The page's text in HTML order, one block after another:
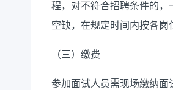
程，对不符合招聘条件的
空缺，在规定时间内按各
（三）缴费
参加面试人员需现场缴纳面